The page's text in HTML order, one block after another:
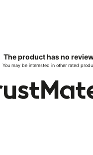
The product has no
You may be interested in other rated